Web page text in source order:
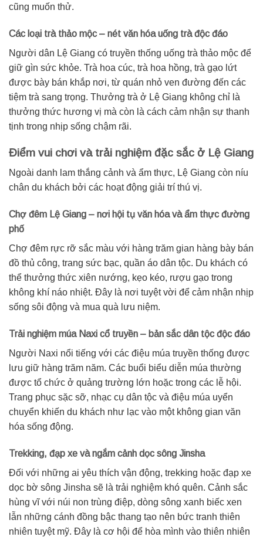
cũng muốn thử.
Các loại trà thảo mộc – nét văn hóa uống trà độc đáo
Người dân Lệ Giang có truyền thống uống trà thảo mộc để
giữ gìn sức khỏe. Trà hoa cúc, trà hoa hồng, trà gạo lứt
được bày bán khắp nơi, từ quán nhỏ ven đường đến các
tiệm trà sang trọng. Thưởng trà ở Lệ Giang không chỉ là
thưởng thức hương vị mà còn là cách cảm nhận sự thanh
tịnh trong nhịp sống chậm rãi.
Điểm vui chơi và trải nghiệm đặc sắc ở Lệ Giang
Ngoài danh lam thắng cảnh và ẩm thực, Lệ Giang còn níu
chân du khách bởi các hoạt động giải trí thú vị.
Chợ đêm Lệ Giang – nơi hội tụ văn hóa và ẩm thực đường
phố
Chợ đêm rực rỡ sắc màu với hàng trăm gian hàng bày bán
đồ thủ công, trang sức bạc, quần áo dân tộc. Du khách có
thể thưởng thức xiên nướng, kẹo kéo, rượu gạo trong
không khí náo nhiệt. Đây là nơi tuyệt vời để cảm nhận nhịp
sống sôi động và mua quà lưu niệm.
Trải nghiệm múa Naxi cổ truyền – bản sắc dân tộc độc đáo
Người Naxi nổi tiếng với các điệu múa truyền thống được
lưu giữ hàng trăm năm. Các buổi biểu diễn múa thường
được tổ chức ở quảng trường lớn hoặc trong các lễ hội.
Trang phục sặc sỡ, nhạc cụ dân tộc và điệu múa uyển
chuyển khiến du khách như lạc vào một không gian văn
hóa sống động.
Trekking, đạp xe và ngắm cảnh dọc sông Jinsha
Đối với những ai yêu thích vận động, trekking hoặc đạp xe
dọc bờ sông Jinsha sẽ là trải nghiệm khó quên. Cảnh sắc
hùng vĩ với núi non trùng điệp, dòng sông xanh biếc xen
lẫn những cánh đồng bậc thang tạo nên bức tranh thiên
nhiên tuyệt mỹ. Đây là cơ hội để hòa mình vào thiên nhiên